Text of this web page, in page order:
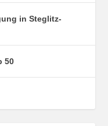
in Steglitz-
50